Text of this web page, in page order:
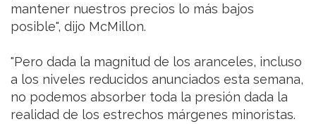
mantener nuestros precios lo más bajos
posible", dijo McMillon.
"Pero dada la magnitud de los aranceles, incluso
a los niveles reducidos anunciados esta semana,
no podemos absorber toda la presión dada la
realidad de los estrechos márgenes minoristas.